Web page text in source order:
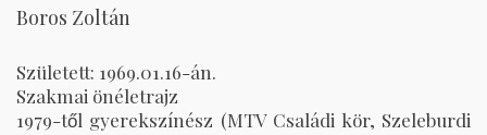
Boros Zoltán
Született: 1969.01.16-án.
Szakmai önéletrajz
1979-től gyerekszínész (MTV Családi kör, Szeleburdi